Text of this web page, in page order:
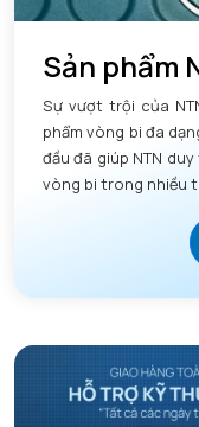
Sản phẩm
Sự vượt trội của
phẩm vòng bi đa
đầu đã giúp NTN
vòng bi trong nhiều